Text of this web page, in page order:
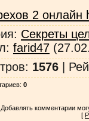
2 онлайн
: Секреты
: farid47
: 1576|
: 0
Добавлять комментарии
[